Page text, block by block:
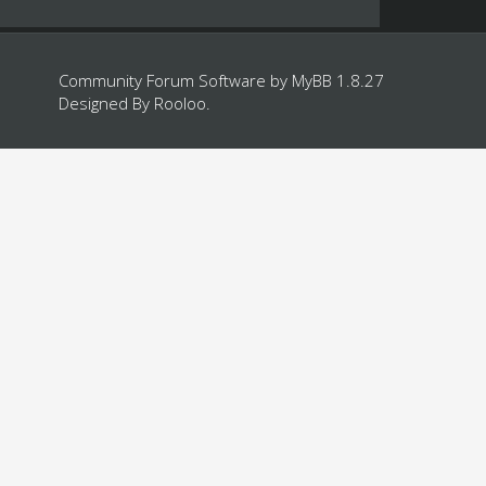
Community Forum Software by MyBB 1.8.27
Designed By Rooloo.